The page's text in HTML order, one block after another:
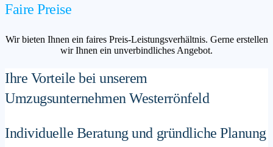
Faire Preise
Wir bieten Ihnen ein faires Preis-Leistungsverhältnis. Gerne erstellen
wir Ihnen ein unverbindliches Angebot.
Ihre Vorteile bei unserem
Umzugsunternehmen Westerrönfeld
Individuelle Beratung und gründliche Planung